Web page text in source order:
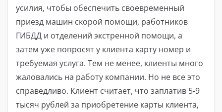
усилия, чтобы обеспечить своевременный
приезд машин скорой помощи, работников
ГИБДД и отделений экстренной помощи, а
затем уже попросят у клиента карту номер и
требуемая услуга. Тем не менее, клиенты много
жаловались на работу компании. Но не все это
справедливо. Клиент считает, что заплатив 5-9
тысяч рублей за приобретение карты клиента,